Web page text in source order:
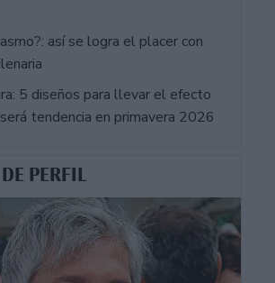
así se logra el placer con
5 diseños para llevar el efecto
tendencia en primavera 2026
PERFIL